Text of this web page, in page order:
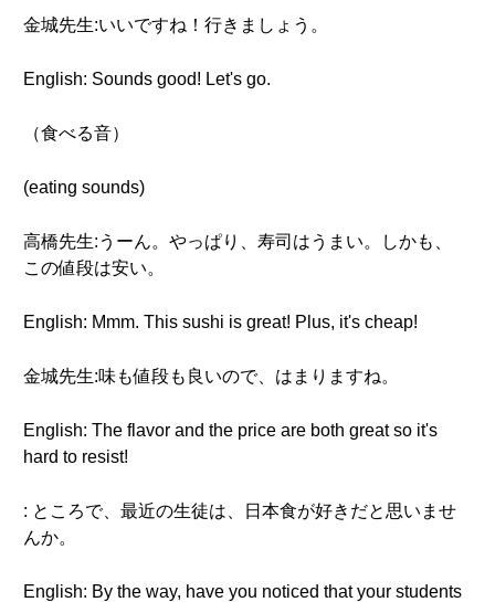
金城先生:いいですね！行きましょう。
English: Sounds good! Let's go.
（食べる音）
(eating sounds)
高橋先生:うーん。やっぱり、寿司はうまい。しかも、
この値段は安い。
English: Mmm. This sushi is great! Plus, it's cheap!
金城先生:味も値段も良いので、はまりますね。
English: The flavor and the price are both great so it's
hard to resist!
: ところで、最近の生徒は、日本食が好きだと思いませ
んか。
English: By the way, have you noticed that your students